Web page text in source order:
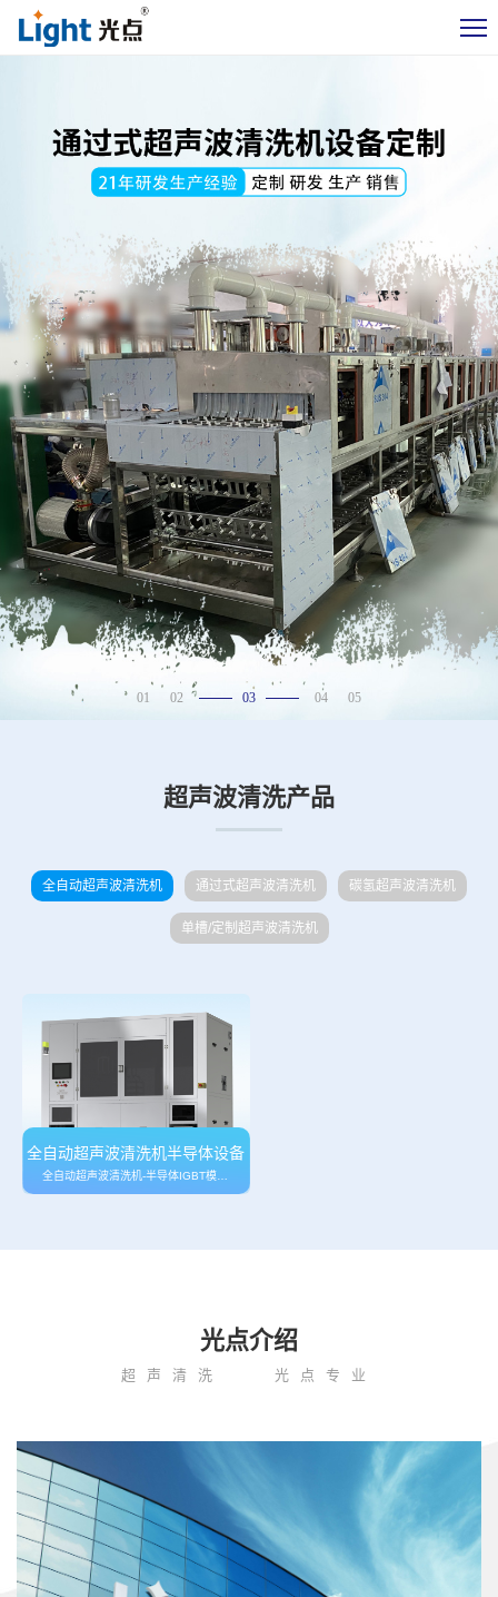
01 02 03 04 05
超声波清洗产品
全自动超声波清洗机 通过式超声波清洗机 碳氢超声波清洗机
单槽/定制超声波清洗机
全自动超声波清洗机半导体设备
全自动超声波清洗机-半导体IGBT模块料盒 COB/CMOS管松香助焊剂残留物清…
光点介绍
超声清洗 光点专业